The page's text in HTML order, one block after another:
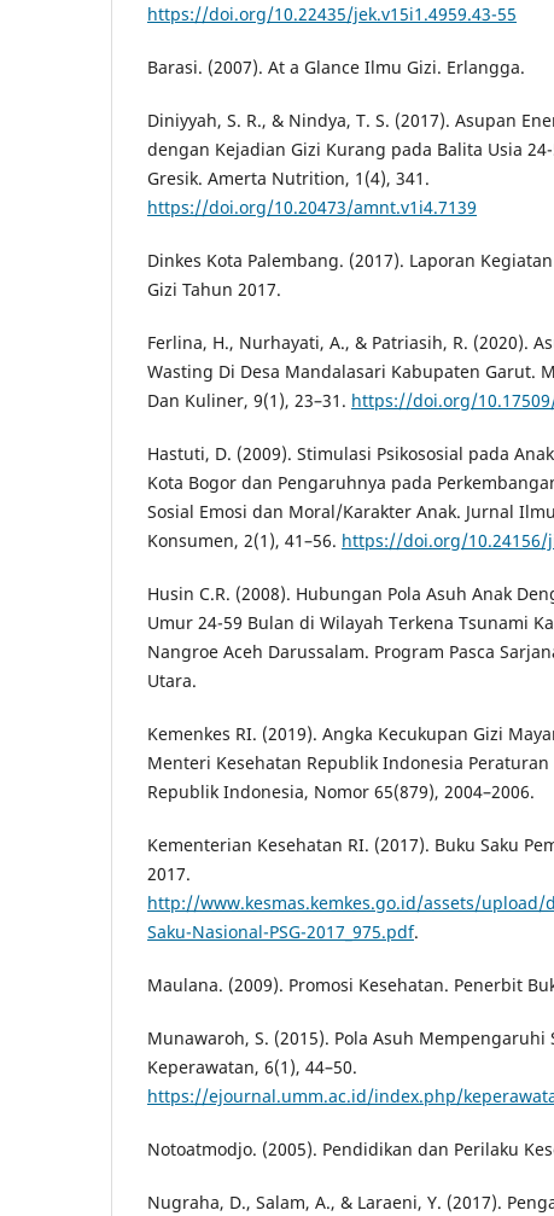
https://doi.org/10.22435/jek.v15i1.4959.43-55
Barasi. (2007). At a Glance Ilmu Gizi. Erlangga.
Diniyyah, S. R., & Nindya, T. S. (2017). Asupan
dengan Kejadian Gizi Kurang pada Balita Usia
Gresik. Amerta Nutrition, 1(4), 341.
https://doi.org/10.20473/amnt.v1i4.7139
Dinkes Kota Palembang. (2017). Laporan
Gizi Tahun 2017.
Ferlina, H., Nurhayati, A., & Patriasih, R. (2020).
Wasting Di Desa Mandalasari Kabupaten Garut.
Dan Kuliner, 9(1), 23–31. https://doi.org/
Hastuti, D. (2009). Stimulasi Psikososial pada
Kota Bogor dan Pengaruhnya pada
Sosial Emosi dan Moral/Karakter Anak. Jurnal
Konsumen, 2(1), 41–56. https://doi.org/10.24156/
Husin C.R. (2008). Hubungan Pola Asuh Anak
Umur 24-59 Bulan di Wilayah Terkena Tsunami
Nangroe Aceh Darussalam. Program Pasca
Utara.
Kemenkes RI. (2019). Angka Kecukupan Gizi
Menteri Kesehatan Republik Indonesia
Republik Indonesia, Nomor 65(879), 2004–2006.
Kementerian Kesehatan RI. (2017). Buku Saku
2017.
http://www.kesmas.kemkes.go.id/assets/upload/
Saku-Nasional-PSG-2017_975.pdf.
Maulana. (2009). Promosi Kesehatan. Penerbit
Munawaroh, S. (2015). Pola Asuh Mempengaruhi
Keperawatan, 6(1), 44–50.
https://ejournal.umm.ac.id/index.php/
Notoatmodjo. (2005). Pendidikan dan Perilaku
Nugraha, D., Salam, A., & Laraeni, Y. (2017).